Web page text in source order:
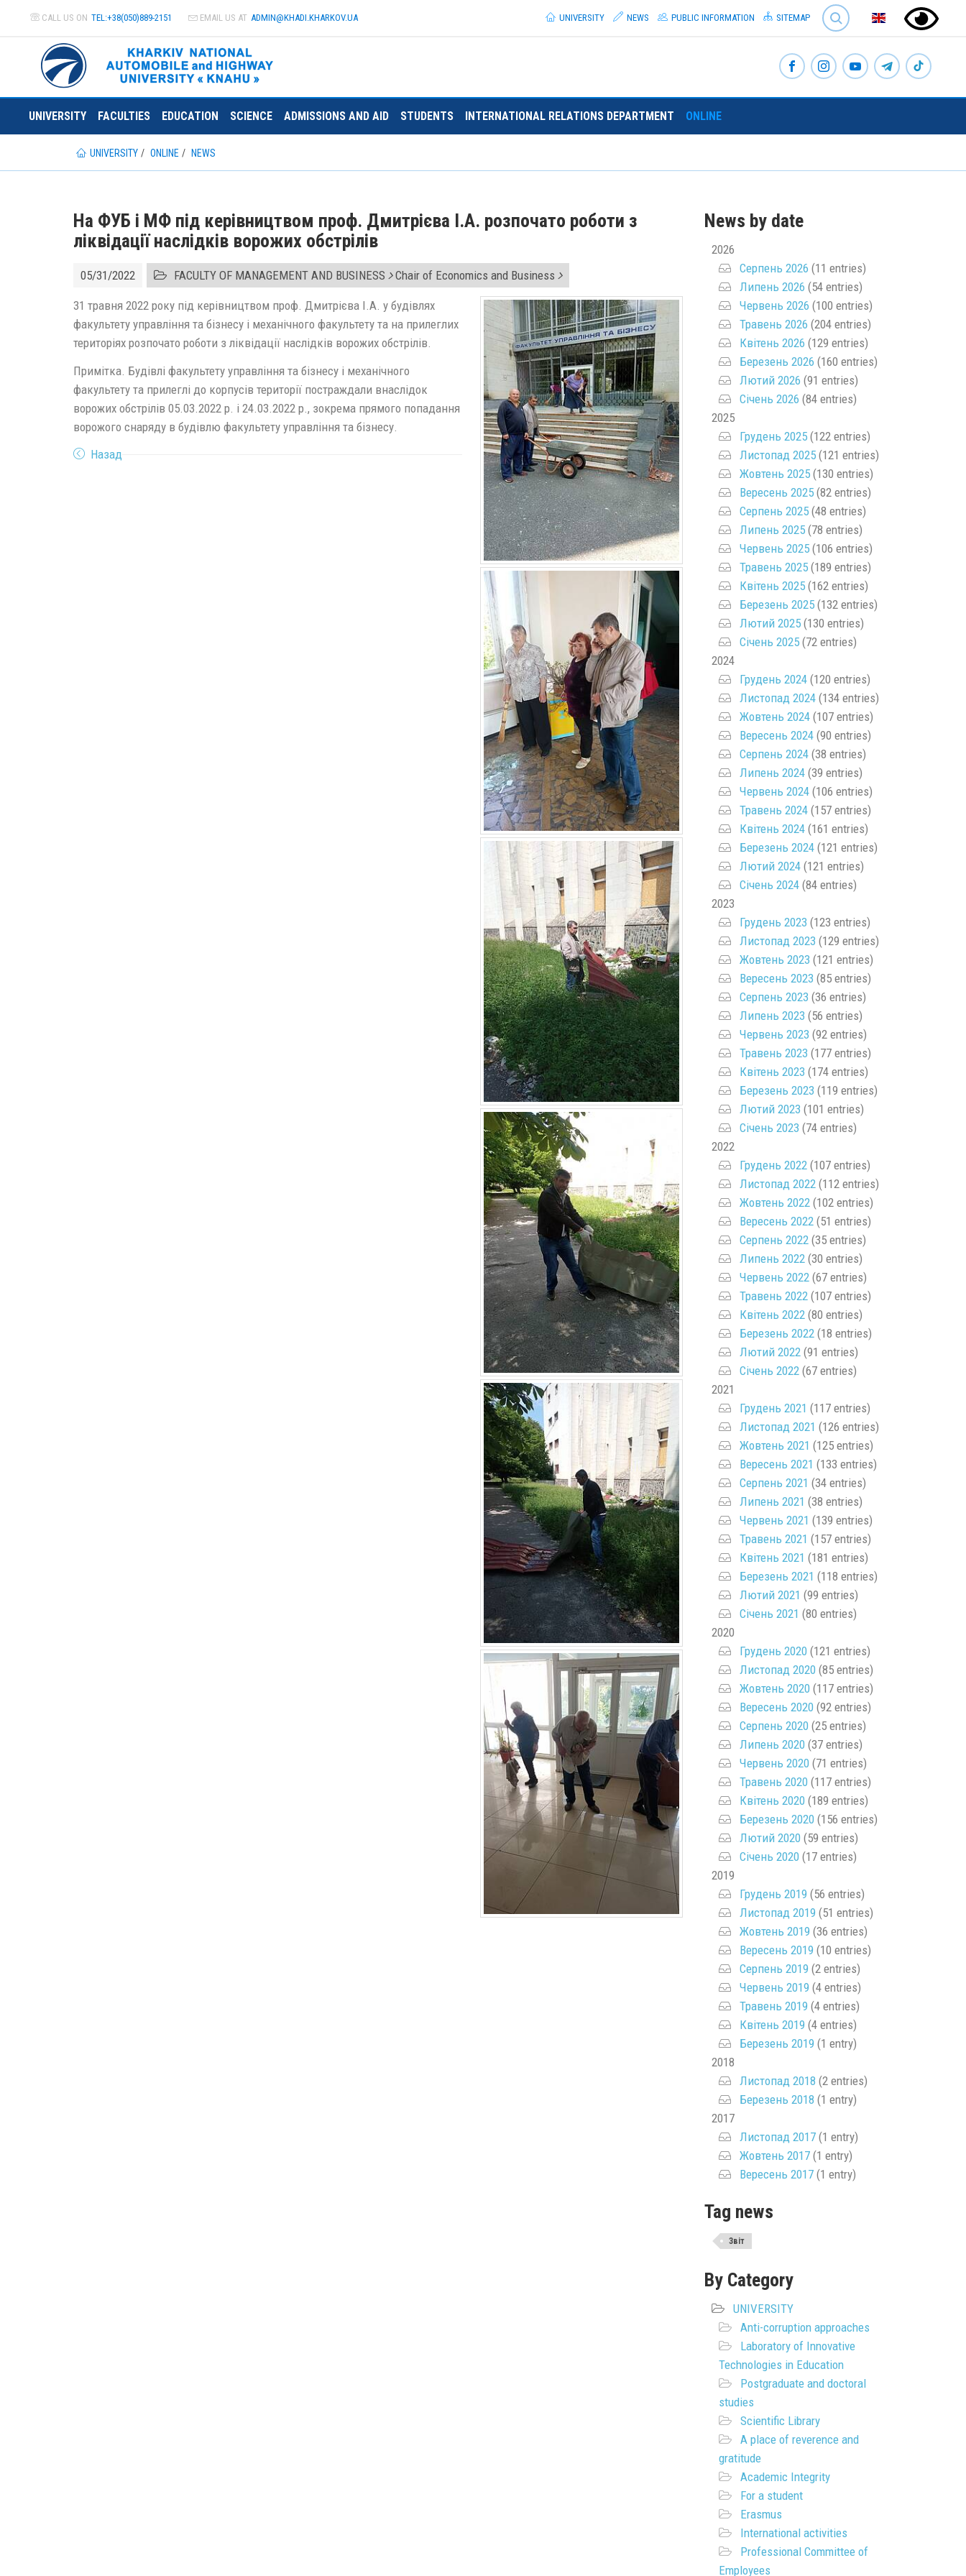
CALL US ON TEL:+38(050)889-2151 EMAIL US AT ADMIN@KHADI.KHARKOV.UA
SEARCH
UNIVERSITY
NEWS PUBLIC INFORMATION SITEMAP
UNIVERSITY FACULTIES EDUCATION SCIENCE ADMISSIONS AND AID STUDENTS INTERNATIONAL RELATIONS DEPARTMENT ONLINE
UNIVERSITY ONLINE NEWS
На ФУБ і МФ під керівництвом проф. Дмитрієва І.А. розпочато роботи з
ліквідації наслідків ворожих обстрілів
05/31/2022 FACULTY OF MANAGEMENT AND BUSINESS Chair of Economics and Business
31 травня 2022 року під керівництвом проф. Дмитрієва І.А. у будівлях
факультету управління та бізнесу і механічного факультету та на прилеглих
територіях розпочато роботи з ліквідації наслідків ворожих обстрілів.
Примітка. Будівлі факультету управління та бізнесу і механічного
факультету та прилеглі до корпусів території постраждали внаслідок
ворожих обстрілів 05.03.2022 р. і 24.03.2022 р., зокрема прямого попадання
ворожого снаряду в будівлю факультету управління та бізнесу.
Назад
News by date
2026
Серпень 2026 (11 entries)
Липень 2026 (54 entries)
Червень 2026 (100 entries)
Травень 2026 (204 entries)
Квітень 2026 (129 entries)
Березень 2026 (160 entries)
Лютий 2026 (91 entries)
Січень 2026 (84 entries)
2025
Грудень 2025(122 entries)
Листопад 2025(121 entries)
Жовтень 2025(130 entries)
Вересень 2025(82 entries)
Серпень 2025(48 entries)
Липень 2025(78 entries)
Червень 2025(106 entries)
Травень 2025(189 entries)
Квітень 2025(162 entries)
Березень 2025(132 entries)
Лютий 2025(130 entries)
Січень 2025(72 entries)
2024
Грудень 2024(120 entries)
Листопад 2024(134 entries)
Жовтень 2024(107 entries)
Вересень 2024(90 entries)
Серпень 2024(38 entries)
Липень 2024(39 entries)
Червень 2024(106 entries)
Травень 2024(157 entries)
Квітень 2024(161 entries)
Березень 2024(121 entries)
Лютий 2024(121 entries)
Січень 2024(84 entries)
2023
Грудень 2023 (123 entries)
Листопад 2023 (129 entries)
Жовтень 2023 (121 entries)
Вересень 2023 (85 entries)
Серпень 2023 (36 entries)
Липень 2023 (56 entries)
Червень 2023 (92 entries)
Травень 2023 (177 entries)
Квітень 2023 (174 entries)
Березень 2023 (119 entries)
Лютий 2023 (101 entries)
Січень 2023 (74 entries)
2022
Грудень 2022(107 entries)
Листопад 2022(112 entries)
Жовтень 2022(102 entries)
Вересень 2022(51 entries)
Серпень 2022(35 entries)
Липень 2022(30 entries)
Червень 2022(67 entries)
Травень 2022(107 entries)
Квітень 2022(80 entries)
Березень 2022(18 entries)
Лютий 2022(91 entries)
Січень 2022(67 entries)
2021
Грудень 2021 (117 entries)
Листопад 2021 (126 entries)
Жовтень 2021 (125 entries)
Вересень 2021 (133 entries)
Серпень 2021 (34 entries)
Липень 2021 (38 entries)
Червень 2021 (139 entries)
Травень 2021 (157 entries)
Квітень 2021 (181 entries)
Березень 2021 (118 entries)
Лютий 2021 (99 entries)
Січень 2021 (80 entries)
2020
Грудень 2020(121 entries)
Листопад 2020(85 entries)
Жовтень 2020(117 entries)
Вересень 2020(92 entries)
Серпень 2020(25 entries)
Липень 2020(37 entries)
Червень 2020(71 entries)
Травень 2020(117 entries)
Квітень 2020(189 entries)
Березень 2020(156 entries)
Лютий 2020(59 entries)
Січень 2020(17 entries)
2019
Грудень 2019 (56 entries)
Листопад 2019 (51 entries)
Жовтень 2019 (36 entries)
Вересень 2019 (10 entries)
Серпень 2019 (2 entries)
Червень 2019 (4 entries)
Травень 2019 (4 entries)
Квітень 2019 (4 entries)
Березень 2019 (1 entry)
2018
Листопад 2018 (2 entries)
Березень 2018 (1 entry)
2017
Листопад 2017(1 entry)
Жовтень 2017(1 entry)
Вересень 2017(1 entry)
Tag news
Звіт
By Category
UNIVERSITY
Anti-corruption approaches
Laboratory of Innovative
Technologies in Education
Postgraduate and doctoral
studies
Scientific Library
A place of reverence and
gratitude
Academic Integrity
For a student
Erasmus
International activities
Professional Committee of
Employees